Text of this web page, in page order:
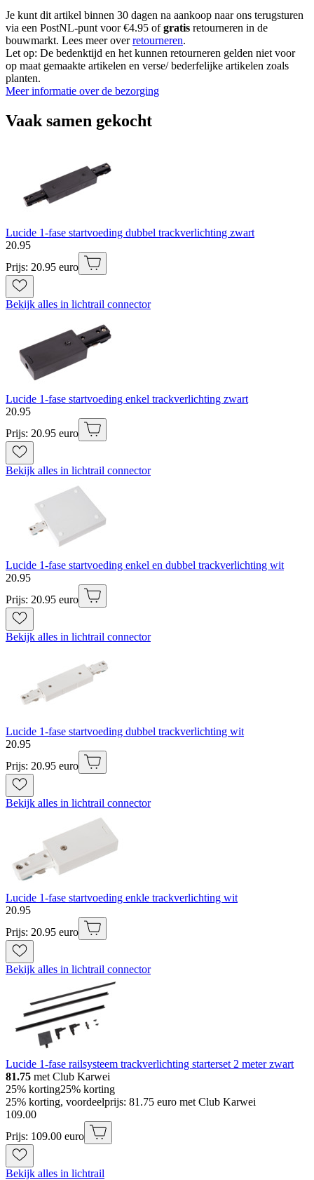
Je kunt dit artikel binnen 30 dagen na aankoop naar ons terugsturen
via een PostNL-punt voor €4.95 ofgratis retourneren in de
bouwmarkt. Lees meer overretourneren.
Let op: De bedenktijd en het kunnen retourneren gelden niet voor
op maat gemaakte artikelen en verse/ bederfelijke artikelen zoals
planten.
Meer informatie over de bezorging
Vaak samen gekocht
Lucide 1-fase startvoeding dubbel trackverlichting zwart
20.95
Prijs: 20.95 euro
Bekijk alles in lichtrail connector
Lucide 1-fase startvoeding enkel trackverlichting zwart
20.95
Prijs: 20.95 euro
Bekijk alles in lichtrail connector
Lucide 1-fase startvoeding enkel en dubbel trackverlichting wit
20.95
Prijs: 20.95 euro
Bekijk alles in lichtrail connector
Lucide 1-fase startvoeding dubbel trackverlichting wit
20.95
Prijs: 20.95 euro
Bekijk alles in lichtrail connector
Lucide 1-fase startvoeding enkle trackverlichting wit
20.95
Prijs: 20.95 euro
Bekijk alles in lichtrail connector
Lucide 1-fase railsysteem trackverlichting starterset 2 meter zwart
81.75 met Club Karwei
25% korting25% korting
25% korting, voordeelprijs: 81.75 euro met Club Karwei
109.00
Prijs: 109.00 euro
Bekijk alles in lichtrail